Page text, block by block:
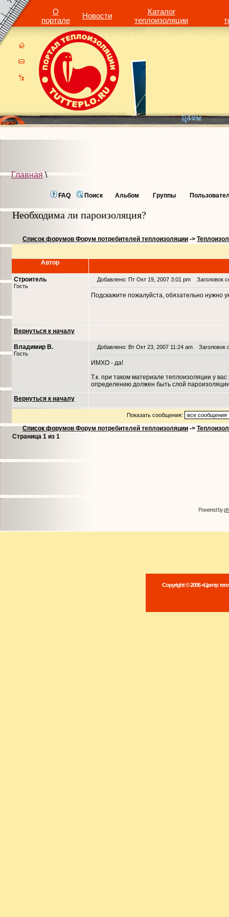
О
портале
Новости
Каталог
теплоизоляции
Главная\
FAQ Поиск Альбом Группы
Необходима ли пароизоляция?
Список форумов Форум потребителей теплоизоляции ->
Автор
Строитель
Гость
Добавлено: Пт Окт 19, 2007 3:01 pm Заголовок
Подскажите пожалуйста, обязательно нужно
Вернуться к началу
Владимир В.
Гость
Добавлено: Вт Окт 23, 2007 11:24 am Заголовок
ИМХО - да!
Т.к. при таком материале теплоизоляции у
определению должен быть слой
Вернуться к началу
Показать сообщения:
Список форумов Форум потребителей теплоизоляции ->
Страница 1 из 1
Powered by
Copyright © 2006 «Центр